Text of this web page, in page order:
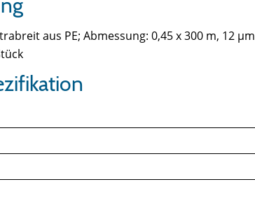
aus PE; Abmessung: 0,45 x 300 m, 12 µm